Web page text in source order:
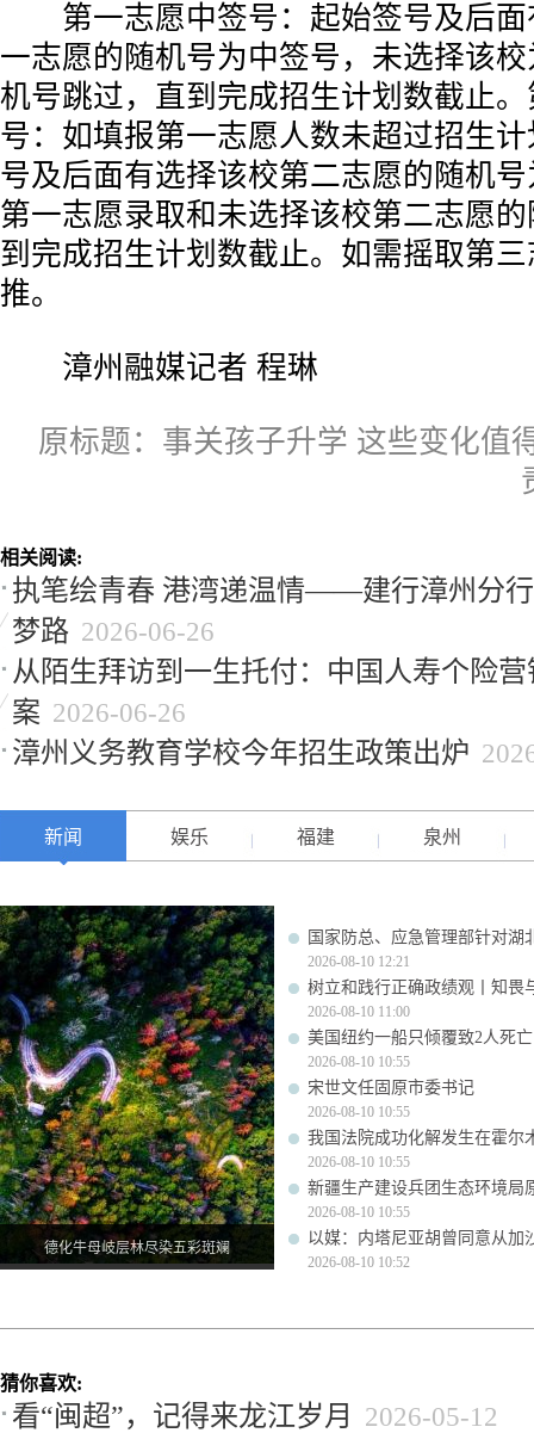
第一志愿中签号：起始签号及后面
一志愿的随机号为中签号，未选择该
机号跳过，直到完成招生计划数截止
号：如填报第一志愿人数未超过招生
号及后面有选择该校第二志愿的随机
第一志愿录取和未选择该校第二志愿
到完成招生计划数截止。如需摇取第
推。
漳州融媒记者 程琳
原标题：事关孩子升学 这些变化值
相关阅读:
执笔绘青春 港湾递温情——建行漳州分
梦路 2026-06-26
从陌生拜访到一生托付：中国人寿个险
案 2026-06-26
漳州义务教育学校今年招生政策出炉
新闻 娱乐 福建 泉州
德化牛母岐层林尽染五彩斑斓
国家防总、应急管理部针对湖
2026-08-10 12:21
树立和践行正确政绩观丨知畏
2026-08-10 11:00
美国纽约一船只倾覆致2人死亡
2026-08-10 10:55
宋世文任固原市委书记
2026-08-10 10:55
我国法院成功化解发生在霍尔
2026-08-10 10:55
新疆生产建设兵团生态环境局
2026-08-10 10:55
以媒：内塔尼亚胡曾同意从加
2026-08-10 10:52
猜你喜欢:
看“闽超”，记得来龙江岁月 2026-05-12